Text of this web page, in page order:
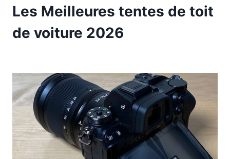
Les Meilleures tentes de toit
de voiture 2026